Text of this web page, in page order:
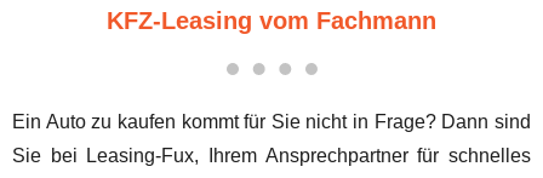
KFZ-Leasing vom Fachmann
Ein Auto zu kaufen kommt für Sie nicht in Frage? Dann sind
Sie bei Leasing-Fux, Ihrem Ansprechpartner für schnelles